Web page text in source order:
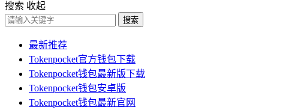
搜索 收起
搜索
最新推荐
Tokenpocket官方钱包下载
Tokenpocket钱包最新版下载
Tokenpocket钱包安卓版
Tokenpocket钱包最新官网